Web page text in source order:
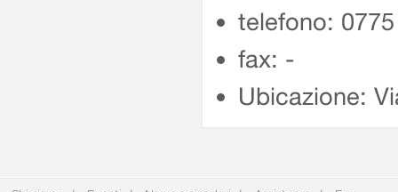
telefono:
fax: -
Ubicazione: